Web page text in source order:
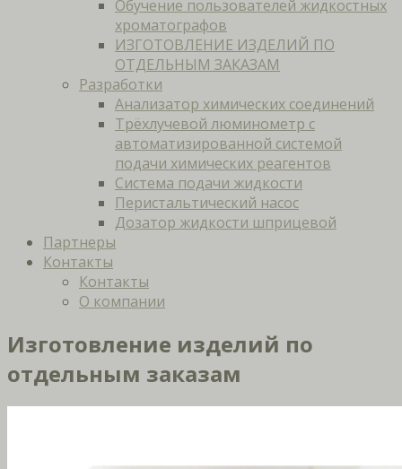
Обучение пользователей жидкостных
хроматографов
ИЗГОТОВЛЕНИЕ ИЗДЕЛИЙ ПО
ОТДЕЛЬНЫМ ЗАКАЗАМ
Разработки
Анализатор химических соединений
Трёхлучевой люминометр с
автоматизированной системой
подачи химических реагентов
Система подачи жидкости
Перистальтический насос
Дозатор жидкости шприцевой
Партнеры
Контакты
Контакты
О компании
Изготовление изделий по
отдельным заказам